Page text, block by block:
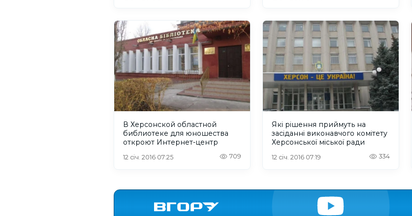
В Херсонской областной
библиотеке для юношества
откроют Интернет-центр
12 січ. 2016 07:25 709
Які рішення приймуть на
засіданні виконавчого комітету
Херсонської міської ради
12 січ. 2016 07:19 334